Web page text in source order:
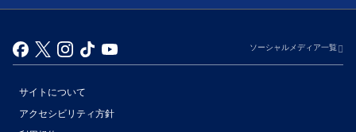
ソーシャルメディア一覧
サイトについて
アクセシビリティ方針